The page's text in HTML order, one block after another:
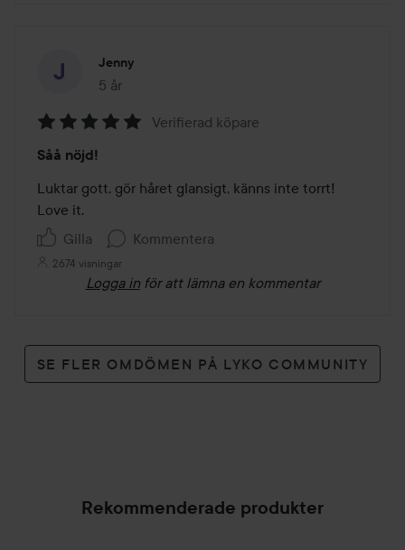
Jenny
5 år
Inlägget skapades 5 år
5
av
5
Verifierad köpare
Såå nöjd!
Luktar gott, gör håret glansigt, känns inte torrt!
Love it.
Gilla
Kommentera
2674 visningar
Logga in för att lämna en kommentar
SE FLER OMDÖMEN PÅ LYKO COMMUNITY
Rekommenderade produkter